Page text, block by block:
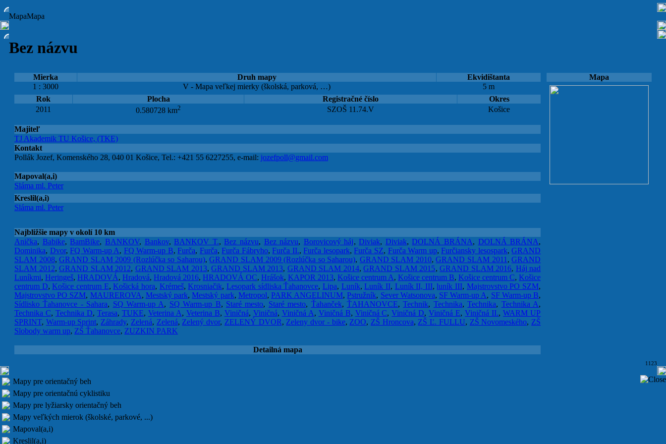
MapaMapa
Bez názvu
Mierka Druh mapy
Ekvidištanta
1 : 3000
V - Mapa veľkej mierky (školská, parková, …)
5 m
Rok
Plocha Registračné číslo
Okres
2011
0.580728 km2 SZOŠ 11.74.V Košice
Majiteľ
TJ Akademik TU Košice, (TKE)
Kontakt
Pollák Jozef, Komenského 28, 040 01 Košice, Tel.: +421 55 6227255, e-mail: jozefpoll@gmail.com
Mapoval(a,i)
Sláma ml. Peter
Kreslil(a,i)
Sláma ml. Peter
Najbližšie mapy v okolí 10 km
Anička, Babike,BamBike, BANKOV, Bankov,BANKOV T.,Bez názvu, Bez názvu, Borovicový háj,Diviak, Diviak,DOLNÁ BRÁNA, DOLNÁ BRÁNA,
Dominika, Dvor,FQ Warm-up A, FQ Warm-up B,Furča, Furča,Furča Fábryho,Furča II.,Furča lesopark,Furča SZ, Furča Warm up,Furčiansky lesospark,GRAND
SLAM 2008,GRAND SLAM 2009 (Rozlúčka so Saharou),GRAND SLAM 2009 (Rozlúčka so Saharou), GRAND SLAM 2010,GRAND SLAM 2011,GRAND
SLAM 2012,GRAND SLAM 2012, GRAND SLAM 2013,GRAND SLAM 2013, GRAND SLAM 2014,GRAND SLAM 2015,GRAND SLAM 2016, Háj nad
Luníkmi, Heringeš, HRADOVÁ, Hradová, Hradová 2016, HRADOVÁ OC, Hrášok, KAPOR 2013, Košice centrum A, Košice centrum B, Košice centrum C, Košice
centrum D,Košice centrum E,Košická hora, Krémeš,Krosniačik, Lesopark sídliska Ťahanovce, Lipa, Luník,Luník II, Luník II, III,luník III, Majstrovstvo PO SZM,
Majstrovstvo PO SZM, MAUREROVA, Mestský park,Mestský park, Metropol, PARK ANGELINUM,Pstružník, Sever Watsonova, SF Warm-up A, SF Warm-up B,
Sídlisko Ťahanovce - Sahara, SQ Warm-up A, SQ Warm-up B, Staré mesto, Staré mesto, Ťahanček,ŤAHANOVCE,Technik, Technika,Technika, Technika A,
Technika C, Technika D, Terasa, TUKE, Veterina A, Veterina B, Viničná, Viničná, Viničná A, Viničná B, Viničná C,Viničná D,Viničná E,Viničná II.,WARM UP
SPRINT, Warm-up Sprint, Záhrady, Zelená, Zelená, Zelený dvor, ZELENÝ DVOR, Zeleny dvor - bike, ZOO, ZŠ Hroncova, ZŠ Ľ. FULLU, ZŠ Novomeského, ZŠ
Slobody warm up, ZŠ Ťahanovce, ZUZKIN PARK
Detailná mapa
Mapa
1123
Mapy pre orientačný beh
Mapy pre orientačnú cyklistiku
Mapy pre lyžiarsky orientačný beh
Mapy veľkých mierok (školské, parkové, ...)
Mapoval(a,i)
Kreslil(a,i)